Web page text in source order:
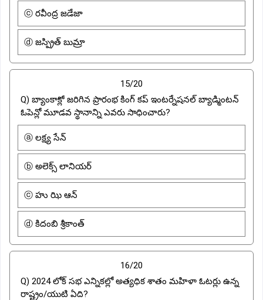
ⓒ రవీంద్ర జడేజా
ⓓ జస్ప్రిత్ బుమ్రా
15/20
Q) బ్యాంకాక్లో జరిగిన ప్రారంభ కింగ్ కప్ ఇంటర్నేషనల్ బ్యాడ్మింటన్
ఓపెన్లో మూడవ స్థానాన్ని ఎవరు సాధించారు?
ⓐ లక్ష్య సేన్
ⓑ అలెక్స్ లానియర్
ⓒ హు ఝి ఆన్
ⓓ కిదంబి శ్రీకాంత్
16/20
Q) 2024 లోక్ సభ ఎన్నికల్లో అత్యధిక శాతం మహిళా ఓటర్లు ఉన్న
రాష్ట్రం/యుటి ఏది?